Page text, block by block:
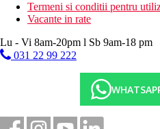
Termeni si conditii pentru
Vacante in rate
Lu - Vi 8am-20pm l Sb 9am-18 pm
031 22 99 222